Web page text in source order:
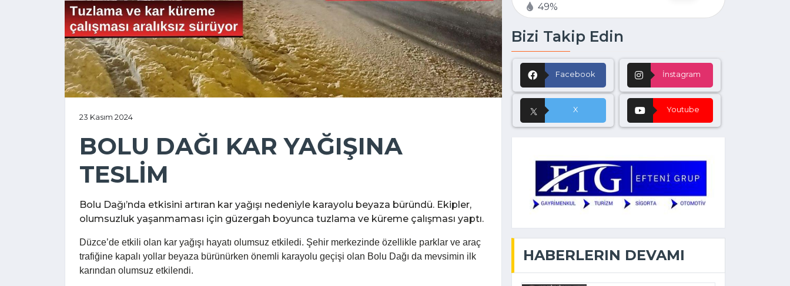
23 Kasım 2024
BOLU DAĞI KAR YAĞIŞINA
TESLİM
Bolu Dağı’nda etkisini artıran kar yağışı nedeniyle karayolu beyaza büründü. Ekipler,
olumsuzluk yaşanmaması için güzergah boyunca tuzlama ve küreme çalışması yaptı.
Düzce’de etkili olan kar yağışı hayatı olumsuz etkiledi. Şehir merkezinde özellikle parklar ve araç
trafiğine kapalı yollar beyaza bürünürken önemli karayolu geçişi olan Bolu Dağı da mevsimin ilk
karından olumsuz etkilendi.
49%
Bizi Takip Edin
Facebook İnstagram
X Youtube
HABERLERIN DEVAMI